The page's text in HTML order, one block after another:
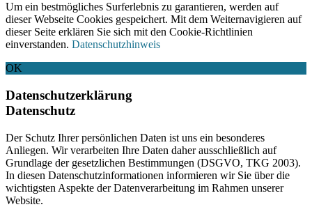
Um ein bestmögliches Surferlebnis zu garantieren, werden auf
dieser Webseite Cookies gespeichert. Mit dem Weiternavigieren auf
dieser Seite erklären Sie sich mit den Cookie-Richtlinien
einverstanden. Datenschutzhinweis
OK
Datenschutzerklärung
Datenschutz
Der Schutz Ihrer persönlichen Daten ist uns ein besonderes
Anliegen. Wir verarbeiten Ihre Daten daher ausschließlich auf
Grundlage der gesetzlichen Bestimmungen (DSGVO, TKG 2003).
In diesen Datenschutzinformationen informieren wir Sie über die
wichtigsten Aspekte der Datenverarbeitung im Rahmen unserer
Website.